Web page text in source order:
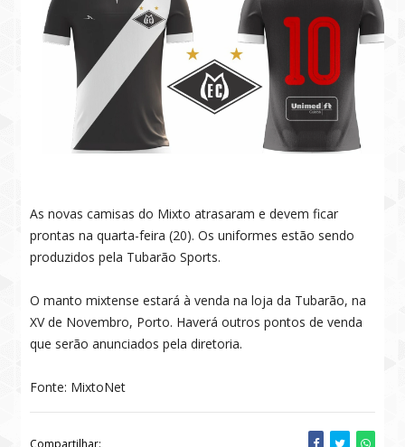
As novas camisas do Mixto atrasaram e devem ficar
prontas na quarta-feira (20). Os uniformes estão sendo
produzidos pela Tubarão Sports.
O manto mixtense estará à venda na loja da Tubarão, na
XV de Novembro, Porto. Haverá outros pontos de venda
que serão anunciados pela diretoria.
Fonte: MixtoNet